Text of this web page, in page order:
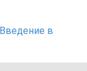
в